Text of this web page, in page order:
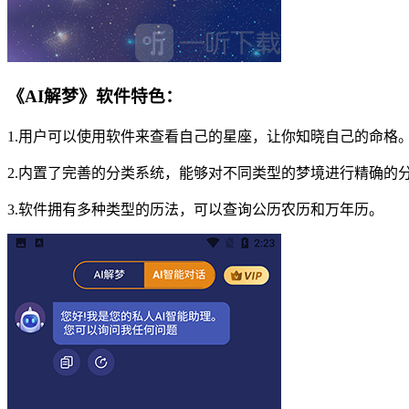
《AI解梦》软件特色：
1.用户可以使用软件来查看自己的星座，让你知晓自己的命格。
2.内置了完善的分类系统，能够对不同类型的梦境进行精确的分
3.软件拥有多种类型的历法，可以查询公历农历和万年历。